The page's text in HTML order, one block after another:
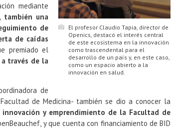
El profesor Claudio Tapia, director de
Openics, destacó el interés central
de este ecosistema en la innovación
como trascendental para el
desarrollo de un país y, en este caso,
como un espacio abierto a la
innovación en salud.
mediante
también una
de
de caídas
premiado el
a través de la
de
de Medicina- también se dio a conocer la
y emprendimiento de la Facultad de
y que cuenta con financiamiento de BID